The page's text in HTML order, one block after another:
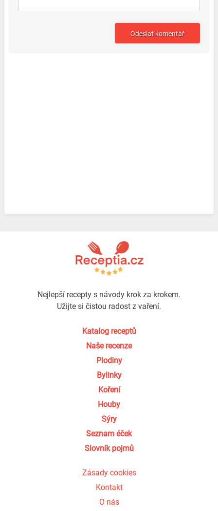
Nejlepší recepty s návody krok za krokem.
Užijte si čistou radost z vaření.
Katalog receptů
Naše recenze
Plodiny
Bylinky
Koření
Houby
Sýry
Seznam éček
Slovník pojmů
Zásady cookies
Kontakt
O nás